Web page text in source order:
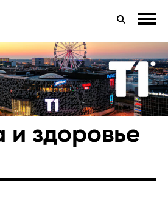
ПОИСК
КОНТРОЛЬ ЗРЕНИЯ
и здоровье